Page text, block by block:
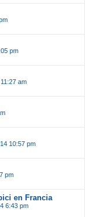
pm
am
10:57 pm
pm
en Francia
6:43 pm